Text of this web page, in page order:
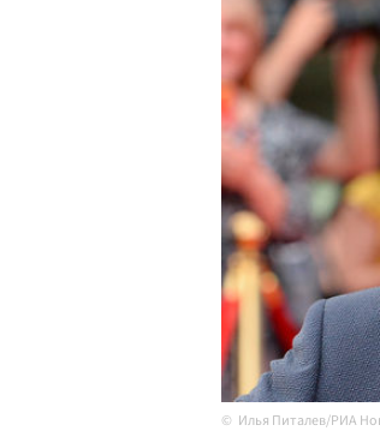
Илья Питалев/РИА